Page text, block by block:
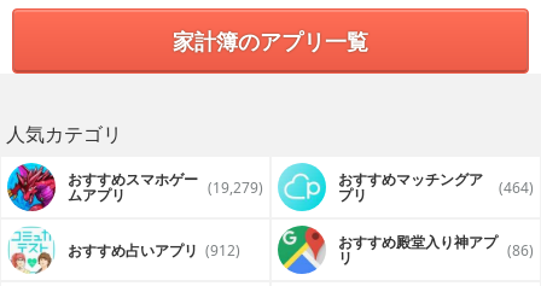
家計簿のアプリ一覧
人気カテゴリ
おすすめスマホゲー
ムアプリ (19,279) おすすめマッチングア
プリ (464)
おすすめ占いアプリ (912) おすすめ殿堂入り神アプ
リ (86)